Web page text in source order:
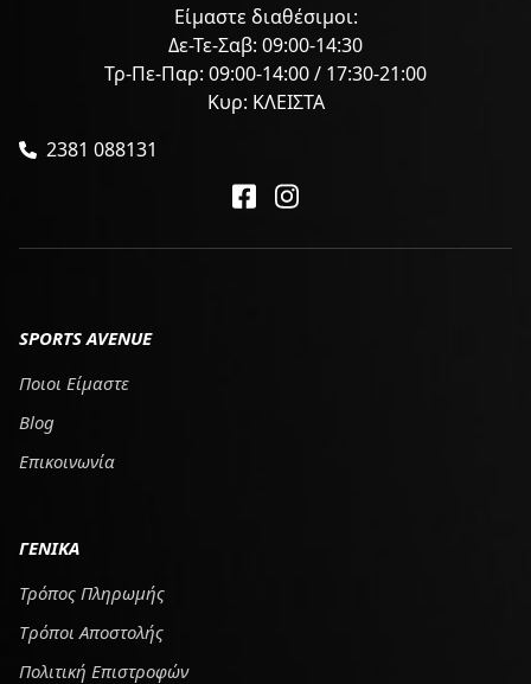
Είμαστε διαθέσιμοι:
Δε-Τε-Σαβ: 09:00-14:30
Τρ-Πε-Παρ: 09:00-14:00 / 17:30-21:00
Κυρ: ΚΛΕΙΣΤΑ
2381 088131
SPORTS AVENUE
Ποιοι Είμαστε
Blog
Επικοινωνία
ΓΕΝΙΚΑ
Τρόπος Πληρωμής
Tρόποι Αποστολής
Πολιτική Επιστροφών